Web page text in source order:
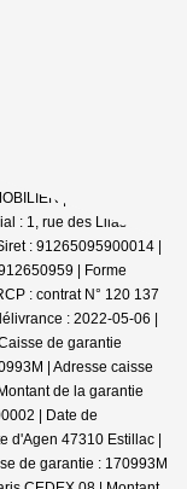
| Raison
: 1, rue des Lilas -
: 91265095900014 |
| Forme
: contrat N° 120 137
: 2022-05-06 |
de garantie
| Adresse caisse
de la garantie
| Date de
d'Agen 47310 Estillac |
de garantie : 170993M